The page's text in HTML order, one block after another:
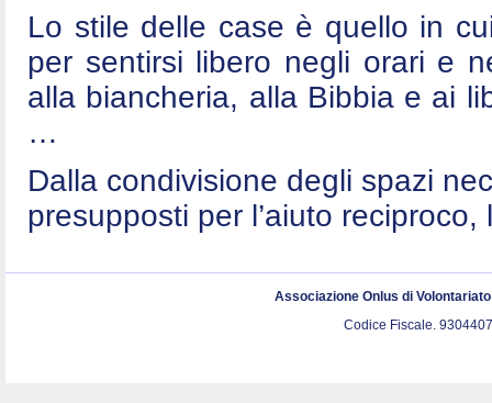
Lo stile delle case è quello in
per sentirsi libero negli orari e
alla biancheria, alla Bibbia e ai
…
Dalla condivisione degli spazi
presupposti per l’aiuto
Associazione Onlus di
Codice Fiscale.